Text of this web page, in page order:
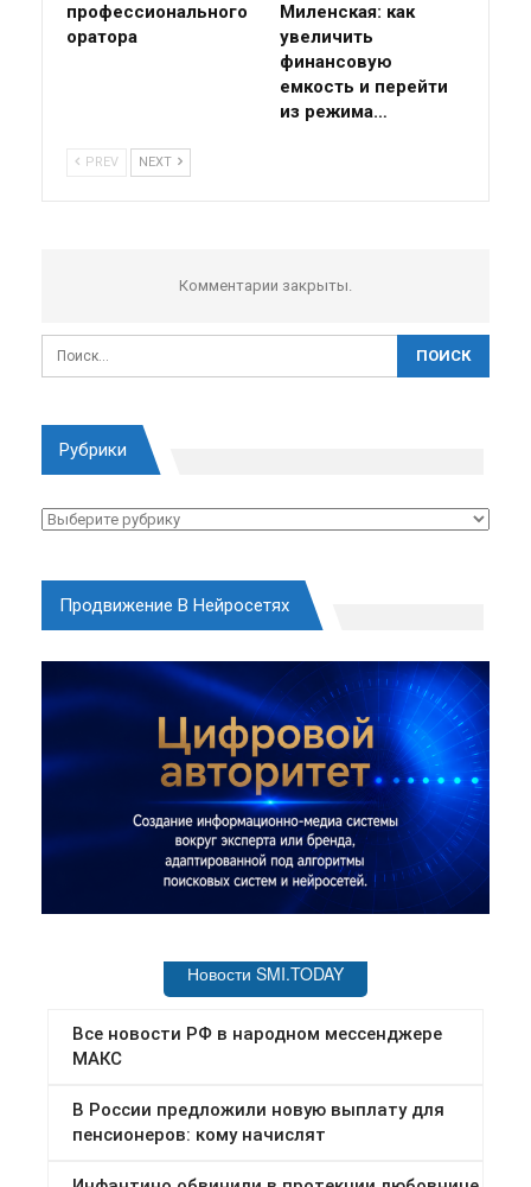
профессионального
оратора
Миленская: как
увеличить
финансовую
емкость и перейти
из режима…
PREV NEXT
Комментарии закрыты.
Рубрики
Рубрики
Продвижение В Нейросетях